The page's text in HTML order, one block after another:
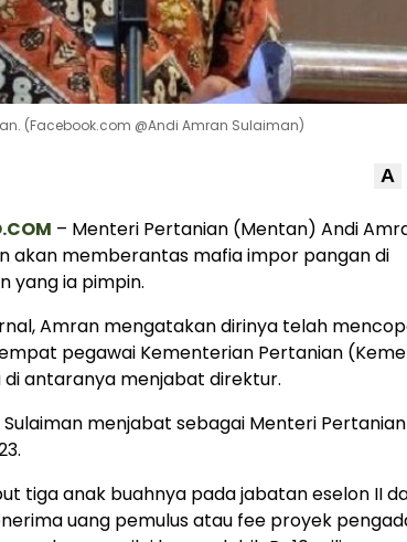
(Facebook.com @Andi Amran Sulaiman)
A
– Menteri Pertanian (Mentan) Andi
akan memberantas mafia impor pangan di
yang ia pimpin.
Amran mengatakan dirinya telah
pegawai Kementerian Pertanian
di antaranya menjabat direktur.
menjabat sebagai Menteri
tiga anak buahnya pada jabatan eselon II
uang pemulus atau fee proyek